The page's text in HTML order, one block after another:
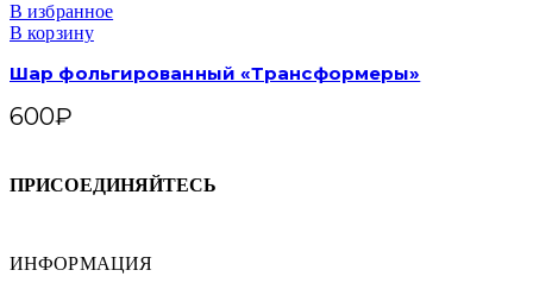
В избранное
В корзину
Шар фольгированный «Трансформеры»
600₽
ПРИСОЕДИНЯЙТЕСЬ
ИНФОРМАЦИЯ